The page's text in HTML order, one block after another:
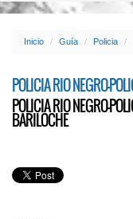
Inicio Guía Policia
POLICIA RIO NEGRO-
POLICIA RIO NEGRO-
BARILOCHE